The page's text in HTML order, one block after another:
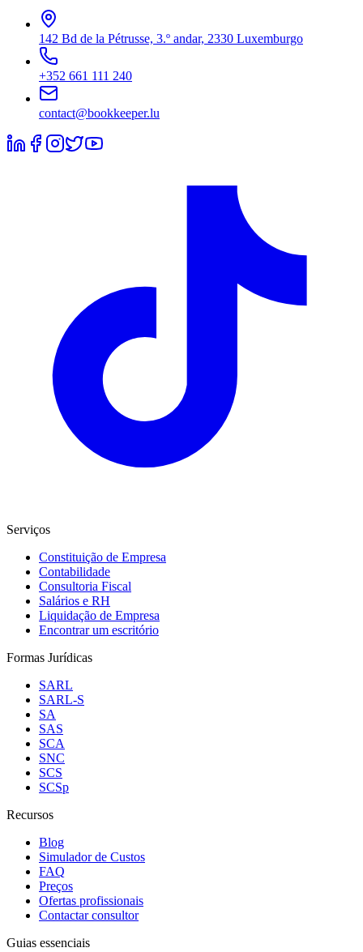
142 Bd de la Pétrusse, 3.º andar, 2330 Luxemburgo
+352 661 111 240
contact@bookkeeper.lu
Serviços
Constituição de Empresa
Contabilidade
Consultoria Fiscal
Salários e RH
Liquidação de Empresa
Encontrar um escritório
Formas Jurídicas
SARL
SARL-S
SA
SAS
SCA
SNC
SCS
SCSp
Recursos
Blog
Simulador de Custos
FAQ
Preços
Ofertas profissionais
Contactar consultor
Guias essenciais